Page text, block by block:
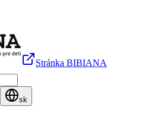
Stránka BIBIANA
sk